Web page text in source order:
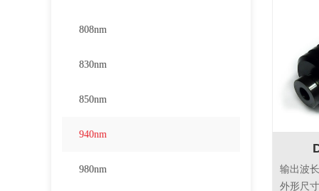
输出波
外形尺
808nm
830nm
850nm
940nm
980nm